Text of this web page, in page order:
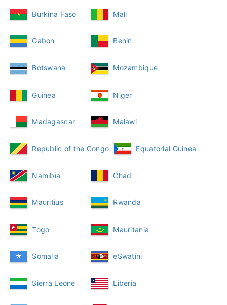
Burkina Faso Mali
Gabon Benin
Botswana Mozambique
Guinea Niger
Madagascar Malawi
Republic of the Congo Equatorial Guinea
Namibia Chad
Mauritius Rwanda
Togo Mauritania
Somalia eSwatini
Sierra Leone Liberia